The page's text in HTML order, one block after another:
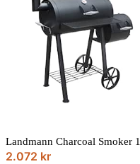
2.072 kr